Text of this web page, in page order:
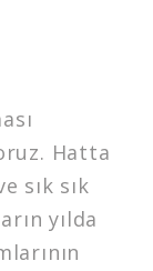
Hatta
sık sık
yılda